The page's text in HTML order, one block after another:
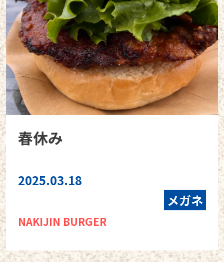
春休み
2025.03.18
メガネ
NAKIJIN BURGER